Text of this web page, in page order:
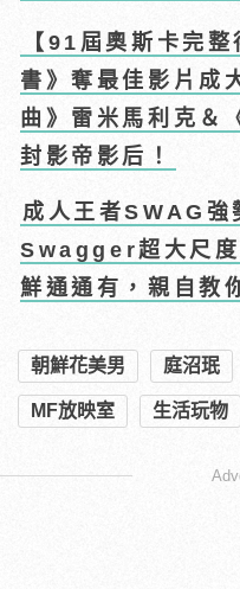
【91屆奧斯卡完
書》奪最佳影片成
曲》雷米馬利克＆
封影帝影后！
成人王者SWAG強
Swagger超大尺度
鮮通通有，親自教
朝鮮花美男 庭沼珉
MF放映室 生活玩物